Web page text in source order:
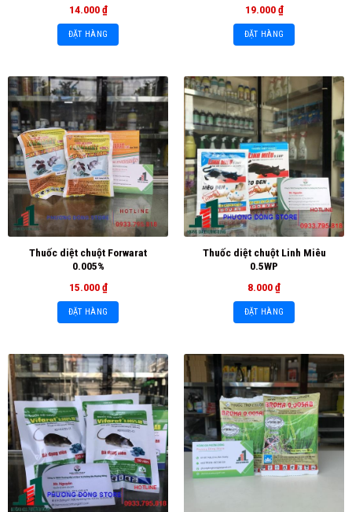
14.000₫
ĐẶT HÀNG
19.000₫
ĐẶT HÀNG
Thuốc diệt chuột Forwarat
0.005%
15.000₫
ĐẶT HÀNG
Thuốc diệt chuột Linh Miêu
0.5WP
8.000₫
ĐẶT HÀNG